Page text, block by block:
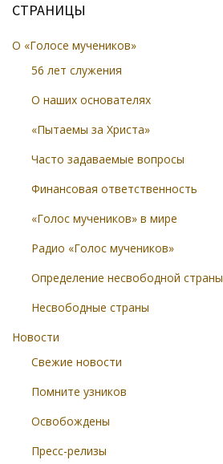
СТРАНИЦЫ
О «Голосе мучеников»
56 лет служения
О наших основателях
«Пытаемы за Христа»
Часто задаваемые вопросы
Финансовая ответственность
«Голос мучеников» в мире
Радио «Голос мучеников»
Определение несвободной страны
Несвободные страны
Новости
Свежие новости
Помните узников
Освобождены
Пресс-релизы